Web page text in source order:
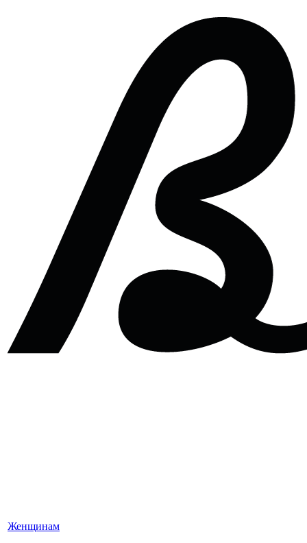
Женщинам